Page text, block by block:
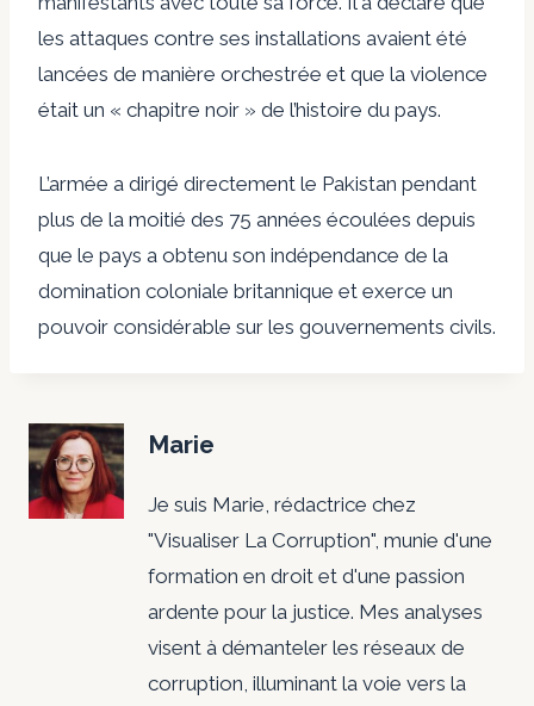
les attaques contre ses installations avaient été
lancées de manière orchestrée et que la violence
était un « chapitre noir » de l’histoire du pays.
L’armée a dirigé directement le Pakistan pendant
plus de la moitié des 75 années écoulées depuis
que le pays a obtenu son indépendance de la
domination coloniale britannique et exerce un
pouvoir considérable sur les gouvernements civils.
Marie
Je suis Marie, rédactrice chez
"Visualiser La Corruption", munie d'une
formation en droit et d'une passion
ardente pour la justice. Mes analyses
visent à démanteler les réseaux de
corruption, illuminant la voie vers la